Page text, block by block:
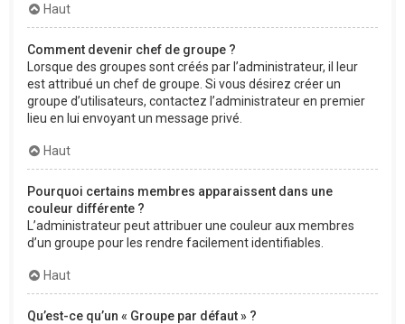
Haut
Comment devenir chef de groupe ?
Lorsque des groupes sont créés par l’administrateur, il leur
est attribué un chef de groupe. Si vous désirez créer un
groupe d’utilisateurs, contactez l’administrateur en premier
lieu en lui envoyant un message privé.
Haut
Pourquoi certains membres apparaissent dans une
couleur différente ?
L’administrateur peut attribuer une couleur aux membres
d’un groupe pour les rendre facilement identifiables.
Haut
Qu’est-ce qu’un « Groupe par défaut » ?